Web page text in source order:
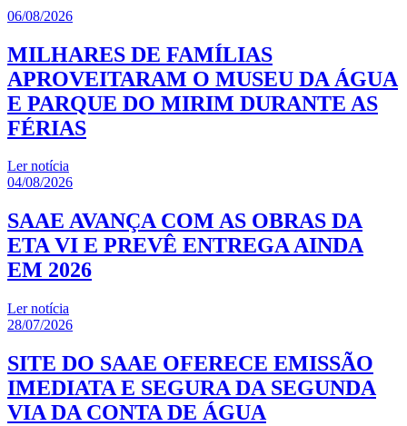
06/08/2026
MILHARES DE FAMÍLIAS
APROVEITARAM O MUSEU DA ÁGUA
E PARQUE DO MIRIM DURANTE AS
FÉRIAS
Ler notícia
04/08/2026
SAAE AVANÇA COM AS OBRAS DA
ETA VI E PREVÊ ENTREGA AINDA
EM 2026
Ler notícia
28/07/2026
SITE DO SAAE OFERECE EMISSÃO
IMEDIATA E SEGURA DA SEGUNDA
VIA DA CONTA DE ÁGUA